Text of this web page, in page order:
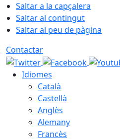
Saltar a la capçalera
Saltar al contingut
Saltar al peu de pàgina
Contactar
Idiomes
Català
Castellà
Anglès
Alemany
Francès